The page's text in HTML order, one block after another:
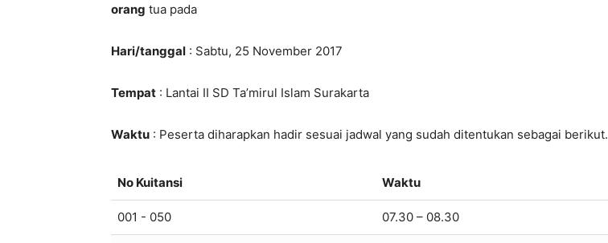
orang tua pada
Hari/tanggal : Sabtu, 25 November 2017
Tempat : Lantai II SD Ta’mirul Islam Surakarta
Waktu : Peserta diharapkan hadir sesuai jadwal yang sudah ditentukan sebagai berikut.
No Kuitansi Waktu
001 - 050 07.30 – 08.30